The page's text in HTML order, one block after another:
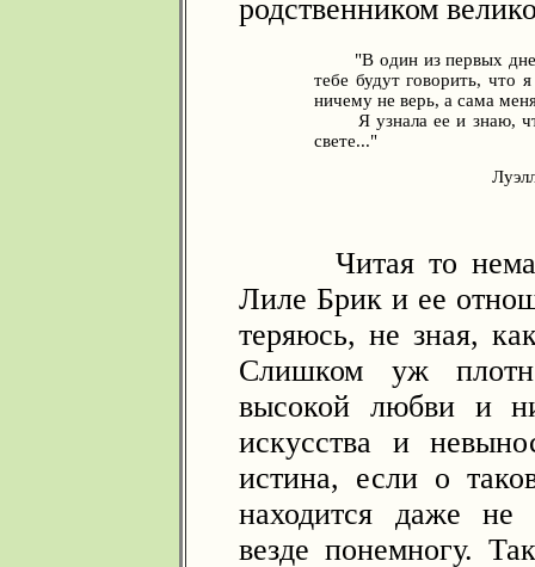
родственником
"В один из первых дней
тебе будут говорить,
ничему не верь, а сама
Я узнала ее и знаю, что
свете..."
Читая то
Лиле Брик и ее
теряюсь, не зная,
Слишком уж
высокой любви и
искусства и
истина, если о
находится даже не
везде понемногу.